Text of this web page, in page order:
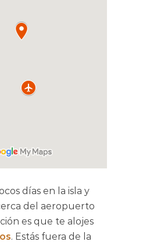
días en la isla y
del aeropuerto
es que te alojes
. Estás fuera de la